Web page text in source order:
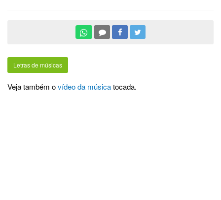
Letras de músicas
Veja também ovídeo da músicatocada.